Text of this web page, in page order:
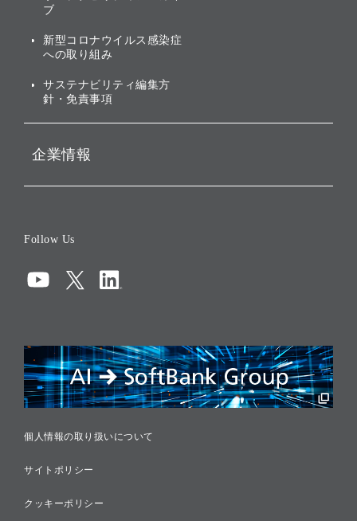
株主・投資家情報（IR）に
ガバナンス
投資先のサステナビリティ
ブ
新型コロナウイルス感染症
への取り組み
サステナビリティ編集方
針・免責事項
企業情報
コンプライアンス
リスクマネジメント
税務に対する取り組み
採用情報
Follow Us
個人情報の取り扱いについて
サイトポリシー
クッキーポリシー